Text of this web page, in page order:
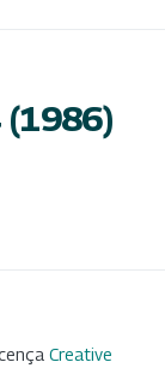
(1986)
Creative